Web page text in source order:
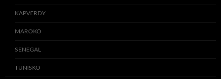
KAPVERDY
MAROKO
SENEGAL
TUNISKO